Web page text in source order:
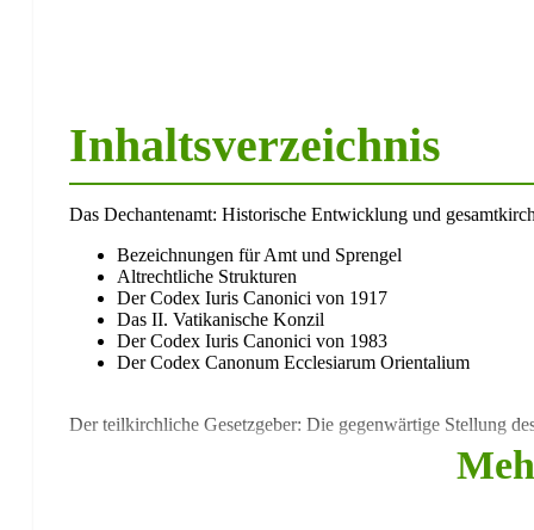
Inhaltsverzeichnis
Das Dechantenamt: Historische Entwicklung und
Bezeichnungen für Amt und Sprengel
Altrechtliche Strukturen
Der Codex Iuris Canonici von 1917
Das II. Vatikanische Konzil
Der Codex Iuris Canonici von 1983
Der Codex Canonum Ecclesiarum Orientalium
Der teilkirchliche Gesetzgeber: Die gegenwärtige Stellung